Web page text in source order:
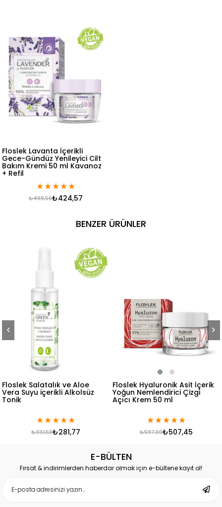
Floslek Lavanta İçerikli
Gece-Gündüz Yenileyici Cilt
Bakım Kremi 50 ml Kavanoz
+ Refil
★★★★★
₺424,57
₺499,50
BENZER ÜRÜNLER
Aloe Floslek Hyaluronik Asit İçerik
Yoğun Nemlendirici Çizgi
₺597,00
Floslek Lavanta
Gece-Gündüz
Nemlendirici Cilt
₺499,50
E-BÜLTEN
Fırsat & indirimlerden haberdar olmak için e-bültene kayıt ol!